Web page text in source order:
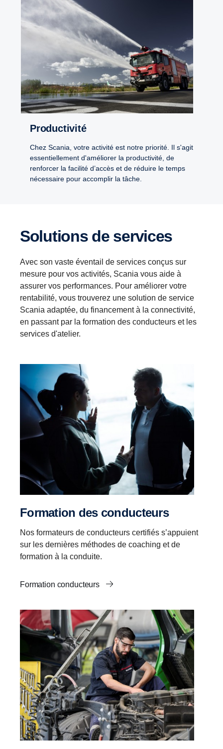
Productivité
Chez Scania, votre activité est notre priorité. Il s'agit
essentiellement d'améliorer la productivité, de
renforcer la facilité d’accès et de réduire le temps
nécessaire pour accomplir la tâche.
Solutions de services
Avec son vaste éventail de services conçus sur
mesure pour vos activités, Scania vous aide à
assurer vos performances. Pour améliorer votre
rentabilité, vous trouverez une solution de service
Scania adaptée, du financement à la connectivité,
en passant par la formation des conducteurs et les
services d'atelier.
Formation des conducteurs
Nos formateurs de conducteurs certifiés s’appuient
sur les dernières méthodes de coaching et de
formation à la conduite.
Formation conducteurs